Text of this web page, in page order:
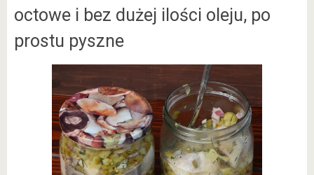
octowe i bez dużej ilości oleju, po
prostu pyszne